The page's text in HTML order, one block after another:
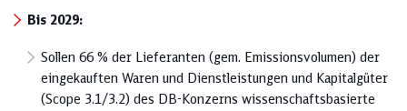
Bis 2029:
Sollen 66 % der Lieferanten (gem. Emissionsvolumen) der
eingekauften Waren und Dienstleistungen und Kapitalgüter
(Scope 3.1/3.2) des DB-Konzerns wissenschaftsbasierte